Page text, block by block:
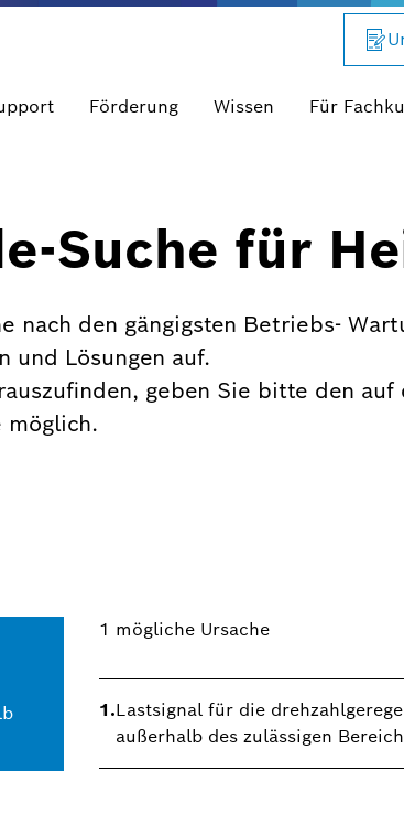
Förderung Wissen Für
Suche für
nach den gängigsten Betriebs-
und Lösungen auf.
geben Sie bitte den
möglich.
1 mögliche Ursache
1.Lastsignal für die
außerhalb des zulässigen